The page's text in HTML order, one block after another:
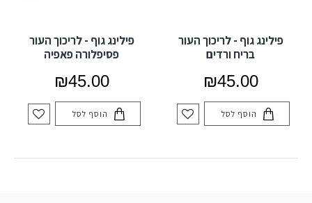
פילינג גוף - לריכוך העור
בריח ורדים
₪45.00
הוסף לסל
פילינג גוף - לריכוך העור
פסיפלורה פאפיה
₪45.00
הוסף לסל